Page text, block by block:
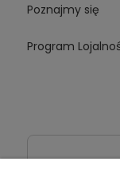
Poznajmy się
Program